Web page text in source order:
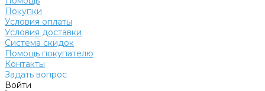
Покупки
Условия оплаты
Условия доставки
Система скидок
Помощь покупателю
Контакты
Задать вопрос
Войти